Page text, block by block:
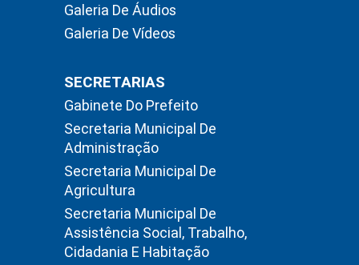
Galeria De Áudios
Galeria De Vídeos
SECRETARIAS
Gabinete Do Prefeito
Secretaria Municipal De
Administração
Secretaria Municipal De
Agricultura
Secretaria Municipal De
Assistência Social, Trabalho,
Cidadania E Habitação